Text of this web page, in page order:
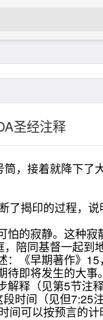
圣经注释
，接着就降下
揭印的过程，说
的寂静。这种寂
陪同基督一起到
《早期著作》
即将发生的大
释（见第5节注释
间（见但7:25
可以按预言的